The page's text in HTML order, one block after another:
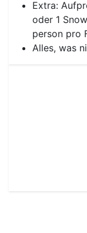
Extra:
oder 1
person pro
Alles, was